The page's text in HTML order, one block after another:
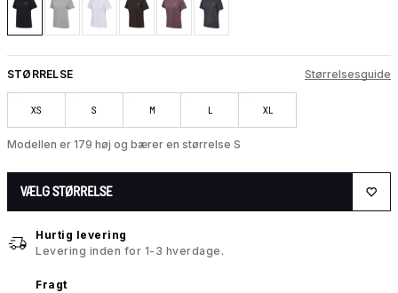
STØRRELSE Størrelsesguide
XS S M L XL
Modellen er 179 høj og bærer en størrelse S
VÆLG STØRRELSE
Hurtig levering
Levering inden for 1-3 hverdage.
Fragt